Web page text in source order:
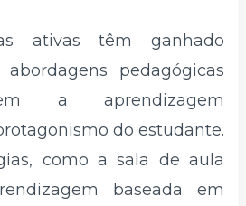
ativas têm ganhado
pedagógicas
a aprendizagem
do estudante.
como a sala de aula
baseada em